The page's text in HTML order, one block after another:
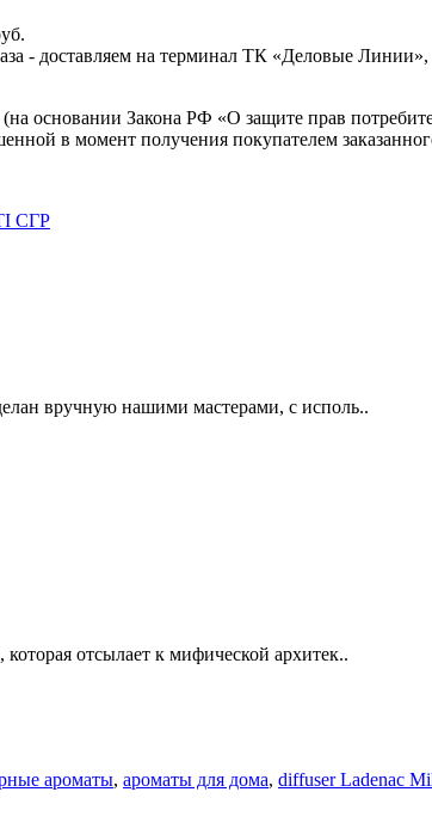
- доставляем на терминал ТК «Деловые
(на основании Закона РФ «О защите прав
в момент получения покупателем
вручную нашими мастерами, с исполь..
отсылает к мифической архитек..
ароматы, ароматы для дома, diffuser Ladenac